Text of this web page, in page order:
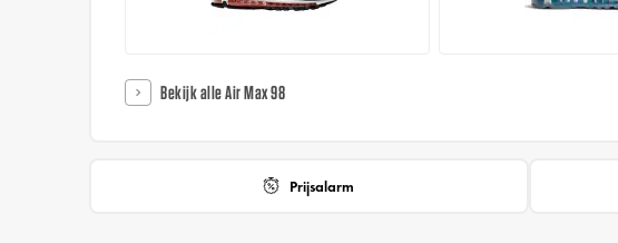
Bekijk alle Air Max 98
Prijsalarm